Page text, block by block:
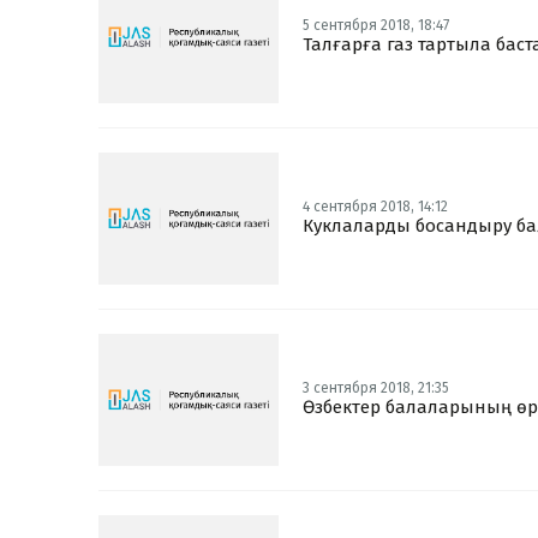
5 сентября 2018, 18:47
Талғарға газ тартыла
4 сентября 2018, 14:12
Куклаларды босандыру
3 сентября 2018, 21:35
Өзбектер балаларының